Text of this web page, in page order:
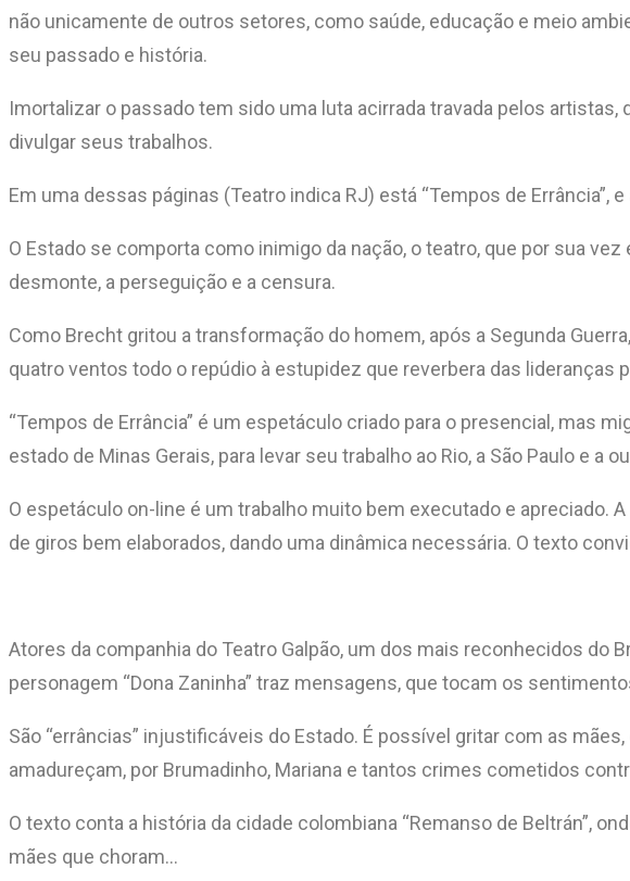
não unicamente de outros setores, como saúde, educação e meio
seu passado e história.
Imortalizar o passado tem sido uma luta acirrada travada pelos
divulgar seus trabalhos.
Em uma dessas páginas (Teatro indica RJ) está “Tempos de
O Estado se comporta como inimigo da nação, o teatro, que por sua
desmonte, a perseguição e a censura.
Como Brecht gritou a transformação do homem, após a Segunda
quatro ventos todo o repúdio à estupidez que reverbera das lideranças
“Tempos de Errância” é um espetáculo criado para o presencial, mas
estado de Minas Gerais, para levar seu trabalho ao Rio, a São Paulo e
O espetáculo on-line é um trabalho muito bem executado e apreciado.
de giros bem elaborados, dando uma dinâmica necessária. O texto
Atores da companhia do Teatro Galpão, um dos mais reconhecidos do
personagem “Dona Zaninha” traz mensagens, que tocam os
São “errâncias” injustificáveis do Estado. É possível gritar com as
amadureçam, por Brumadinho, Mariana e tantos crimes cometidos
O texto conta a história da cidade colombiana “Remanso de Beltrán”,
mães que choram…